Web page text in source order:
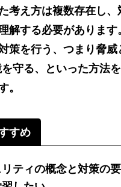
考え方は複数存在し、
解する必要があります
策を行う、つまり脅威
守る、といった方法
。
すめ
ティの概念と対策の